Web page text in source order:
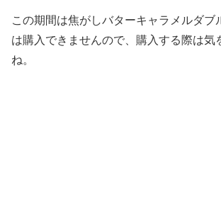
この期間は焦がしバターキャラメルダブ
は購入できませんので、購入する際は気
ね。